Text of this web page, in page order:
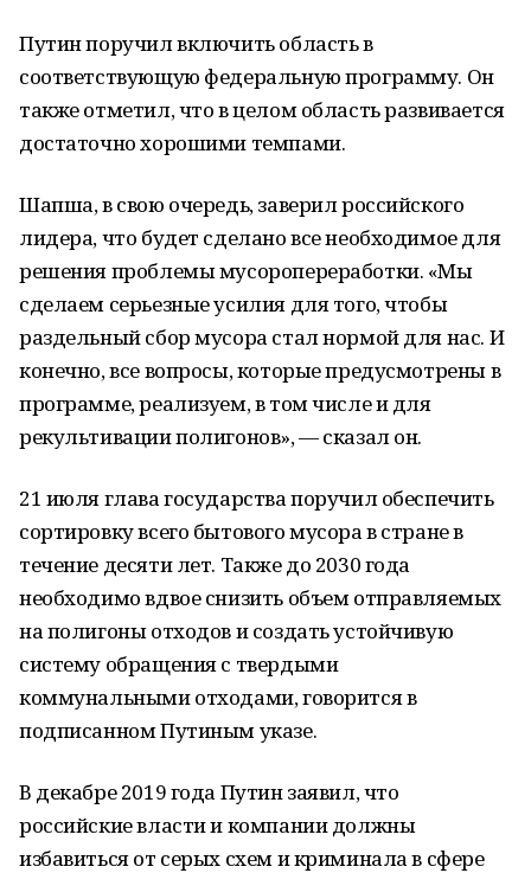
Путин поручил включить область в
соответствующую федеральную программу. Он
также отметил, что в целом область развивается
достаточно хорошими темпами.
Шапша, в свою очередь, заверил российского
лидера, что будет сделано все необходимое для
решения проблемы мусоропереработки. «Мы
сделаем серьезные усилия для того, чтобы
раздельный сбор мусора стал нормой для нас. И
конечно, все вопросы, которые предусмотрены в
программе, реализуем, в том числе и для
рекультивации полигонов», — сказал он.
21 июля глава государства поручил обеспечить
сортировку всего бытового мусора в стране в
течение десяти лет. Также до 2030 года
необходимо вдвое снизить объем отправляемых
на полигоны отходов и создать устойчивую
систему обращения с твердыми
коммунальными отходами, говорится в
подписанном Путиным указе.
В декабре 2019 года Путин заявил, что
российские власти и компании должны
избавиться от серых схем и криминала в сфере